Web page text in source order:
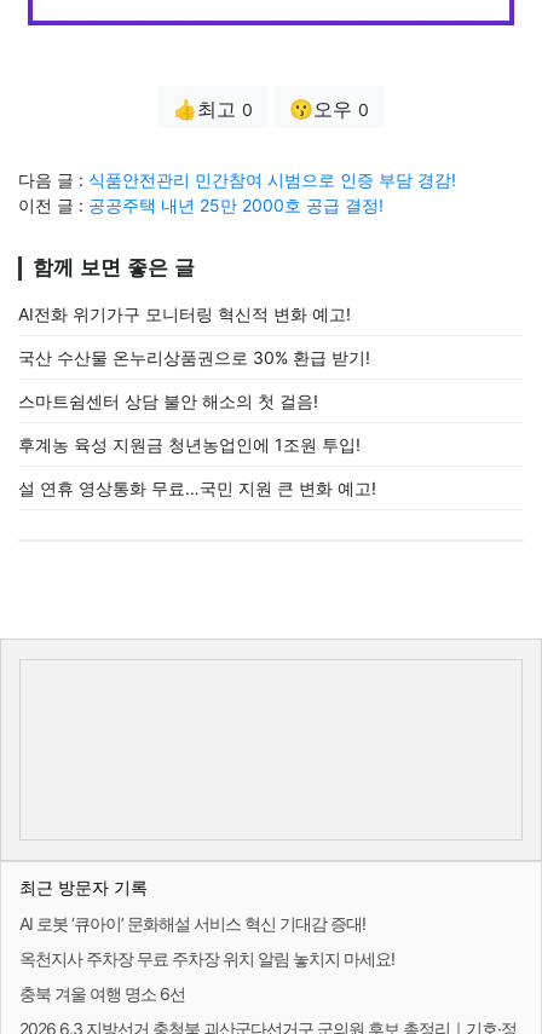
👍최고 0 😗오우 0
다음 글 : 식품안전관리 민간참여 시범으로 인증 부담 경감!
이전 글 : 공공주택 내년 25만 2000호 공급 결정!
함께 보면 좋은 글
AI전화 위기가구 모니터링 혁신적 변화 예고!
국산 수산물 온누리상품권으로 30% 환급 받기!
스마트쉼센터 상담 불안 해소의 첫 걸음!
후계농 육성 지원금 청년농업인에 1조원 투입!
설 연휴 영상통화 무료…국민 지원 큰 변화 예고!
최근 방문자 기록
AI 로봇 ‘큐아이’ 문화해설 서비스 혁신 기대감 증대!
옥천지사 주차장 무료 주차장 위치 알림 놓치지 마세요!
충북 겨울 여행 명소 6선
2026 6.3 지방선거 충청북 괴산군다선거구 군의원 후보 총정리｜기호·정